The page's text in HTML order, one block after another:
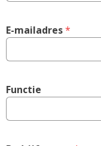
E-mailadres *
Functie